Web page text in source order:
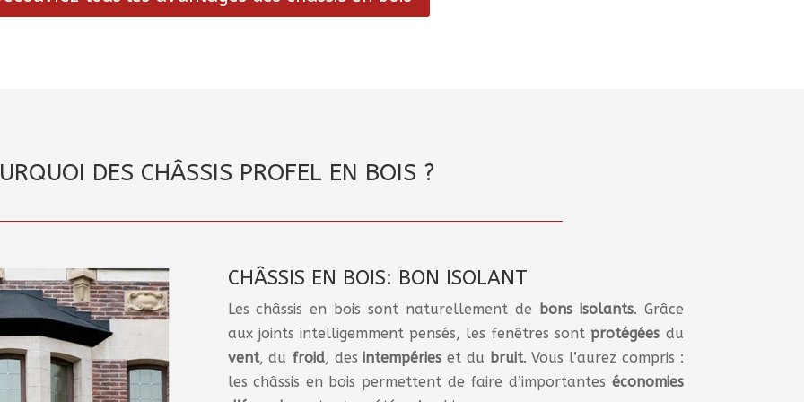
DES CHÂSSIS PROFEL EN BOIS ?
CHÂSSIS EN BOIS: BON ISOLANT
Les châssis en bois sont naturellement de bons isolants. Grâce
aux joints intelligemment pensés, les fenêtres sontprotégées du
vent, du froid, desintempéries et du bruit. Vous l’aurez compris :
les châssis en bois permettent de faire d’importantes économies